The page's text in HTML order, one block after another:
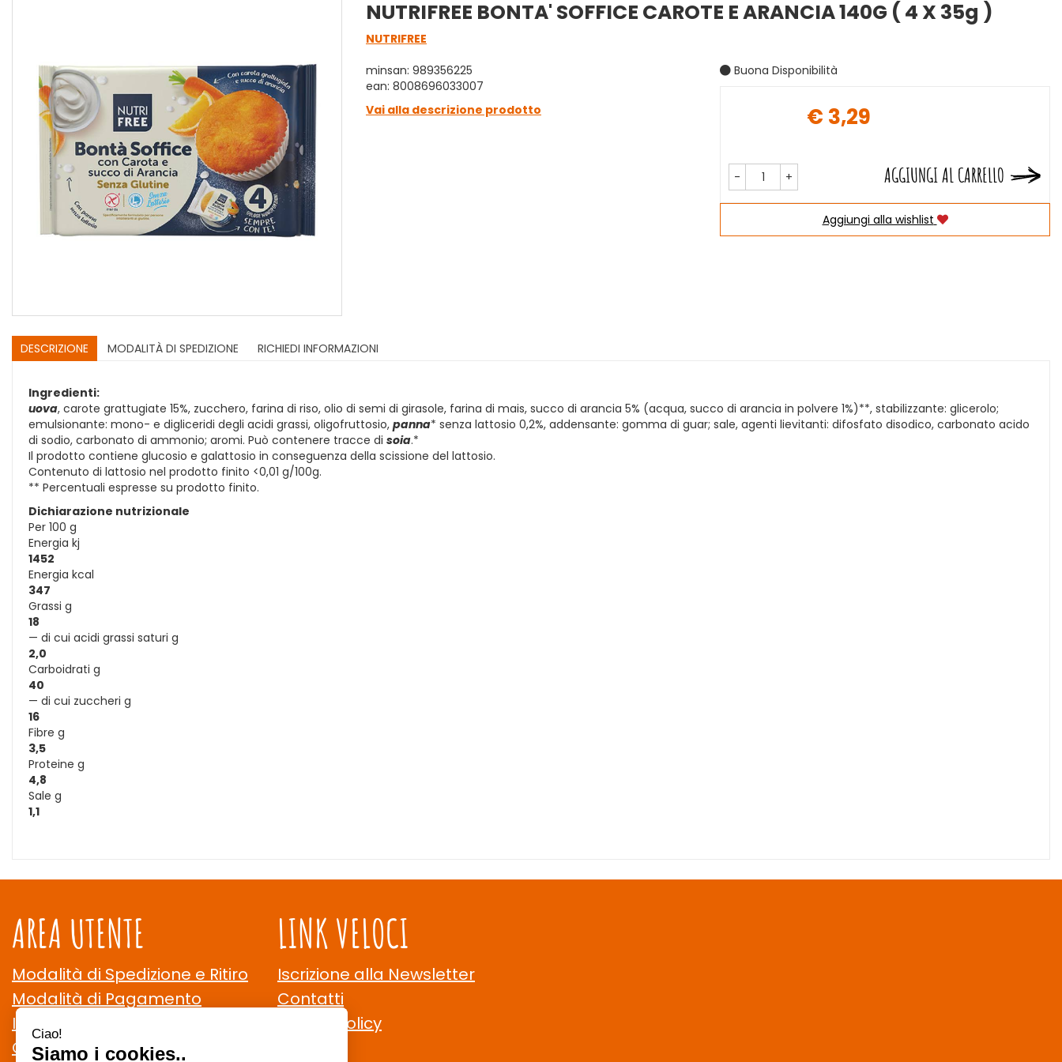
NUTRIFREE BONTA' SOFFICE CAROTE E ARANCIA 140G ( 4 X 35g )
NUTRIFREE
minsan: 989356225
ean: 8008696033007
Vai alla descrizione prodotto
Buona Disponibilità
€ 3,29
- + AGGIUNGI AL CARRELLO
Aggiungi alla wishlist
DESCRIZIONE MODALITÀ DI SPEDIZIONE RICHIEDI INFORMAZIONI
Ingredienti:
uova, carote grattugiate 15%, zucchero, farina di riso, olio di semi di girasole, farina di mais, succo di arancia 5% (acqua, succo di arancia in polvere 1%)**, stabilizzante: glicerolo;
emulsionante: mono- e digliceridi degli acidi grassi, oligofruttosio, panna* senza lattosio 0,2%, addensante: gomma di guar; sale, agenti lievitanti: difosfato disodico, carbonato acido
di sodio, carbonato di ammonio; aromi. Può contenere tracce di soia.*
Il prodotto contiene glucosio e galattosio in conseguenza della scissione del lattosio.
Contenuto di lattosio nel prodotto finito <0,01 g/100g.
** Percentuali espresse su prodotto finito.
Dichiarazione nutrizionale
Per 100 g
Energia kj
1452
Energia kcal
347
Grassi g
18
— di cui acidi grassi saturi g
2,0
Carboidrati g
40
— di cui zuccheri g
16
Fibre g
3,5
Proteine g
4,8
Sale g
1,1
AREA UTENTE
Modalità di Spedizione e Ritiro
Modalità di Pagamento
Informativa Privacy
Condizioni di Vendita
LINK VELOCI
Iscrizione alla Newsletter
Contatti
Cookie Policy